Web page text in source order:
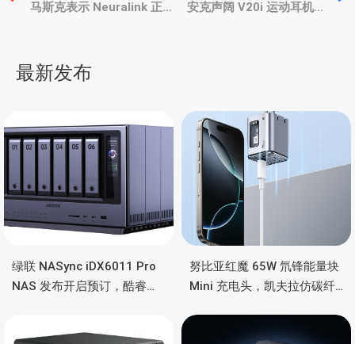
章
航
马斯克表示 Neuralink 正
安克声阔 V20i 运动耳机，
最新发布
绿联 NASync iDX6011 Pro
NAS 发布开启预订，酷睿
努比亚红魔 65W 氘锋能量块
Mini 充电头，凯夫拉仿碳纤